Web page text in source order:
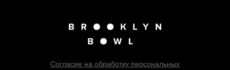
Согласие на обработку персональных